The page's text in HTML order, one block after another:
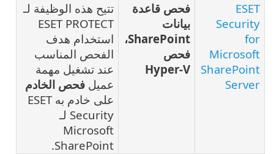
ESET
Security
for
Microsoft
SharePoint
Server
فحص قاعدة
بيانات
SharePoint،
فحص
Hyper-V
تتيح هذه الوظيفة لـ
ESET PROTECT
استخدام هدف
الفحص المناسب
عند تشغيل مهمة
عميل فحص الخادم
على خادم به ESET
Security لـ
Microsoft
SharePoint.